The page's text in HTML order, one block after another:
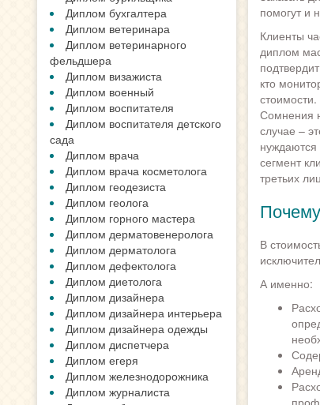
Диплом бухгалтера
Диплом ветеринара
Диплом ветеринарного
фельдшера
Диплом визажиста
Диплом военный
Диплом воспитателя
Диплом воспитателя детского
сада
Диплом врача
Диплом врача косметолога
Диплом геодезиста
Диплом геолога
Диплом горного мастера
Диплом дерматовенеролога
Диплом дерматолога
Диплом дефектолога
Диплом диетолога
Диплом дизайнера
Диплом дизайнера интерьера
Диплом дизайнера одежды
Диплом диспетчера
Диплом егеря
Диплом железнодорожника
Диплом журналиста
помогут и
Клиенты
диплом
кто
Сомнения
случае –
сегмент
третьих
В
А именно: